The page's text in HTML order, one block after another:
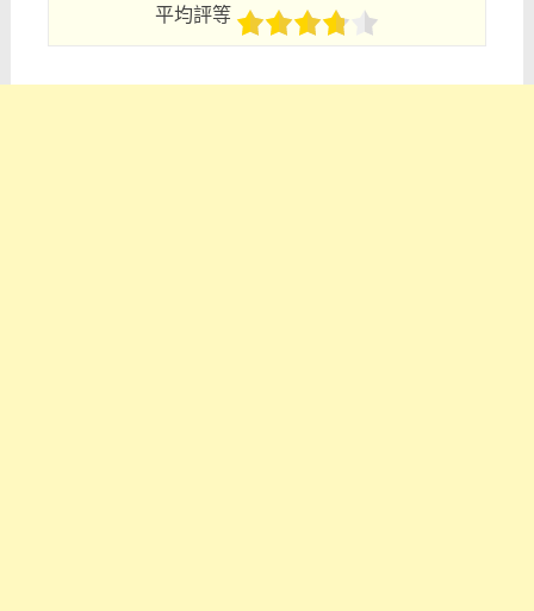
平均評等